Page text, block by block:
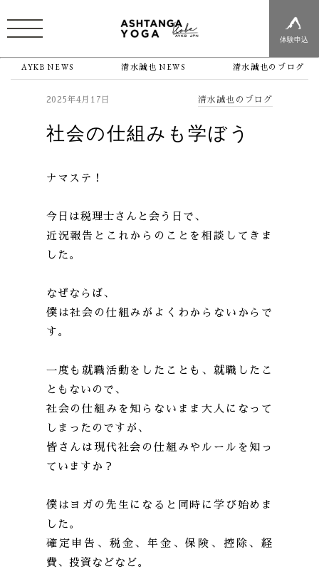
体験申込
AYKB NEWS 清水誠也 NEWS 清水誠也のブログ
2025年4月17日 清水誠也のブログ
社会の仕組みも学ぼう
ナマステ！
今日は税理士さんと会う日で、
近況報告とこれからのことを相談してきま
した。
なぜならば、
僕は社会の仕組みがよくわからないからで
す。
一度も就職活動をしたことも、就職したこ
ともないので、
社会の仕組みを知らないまま大人になって
しまったのですが、
皆さんは現代社会の仕組みやルールを知っ
ていますか？
僕はヨガの先生になると同時に学び始めま
した。
確定申告、税金、年金、保険、控除、経
費、投資などなど。